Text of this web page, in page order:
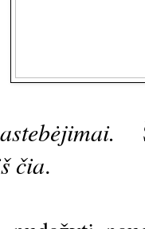
čia.